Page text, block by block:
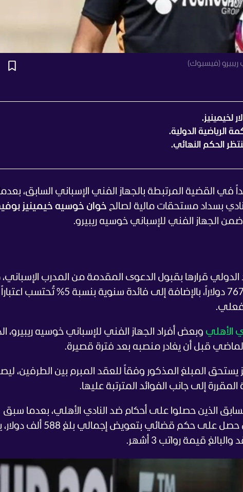
ريبيرو (فيسبوك)
الرياضية الدولية.
الحكم النهائي.
في القضية المرتبطة بالجهاز الفني الإسباني السابق،
بسداد مستحقات مالية لصالح خوان خوسيه خيمينيز
الجهاز الفني للإسباني خوسيه ريبيرو.
الدولي قرارها بقبول الدعوى المقدمة من المدرب
إلزام الأهلي بدفع مبلغ قدره 252 ألفاً و767 دولاراً، بالإضافة إلى فائدة سنوية بنسبة
الأهلي وبعض أفراد الجهاز الفني للإسباني خوسيه ريبيرو،
قبل أن يغادر منصبه بعد فترة قصيرة.
يستحق المبلغ المذكور وفقاً للعقد المبرم بين الطرفين،
إلى جانب الفوائد المترتبة عليها.
الذين حصلوا على أحكام ضد النادي الأهلي، بعدما سبق
للمدرب الإسباني خوسيه ريبيرو نفسه أن حصل على حكم قضائي
قيمة رواتب 3 أشهر.